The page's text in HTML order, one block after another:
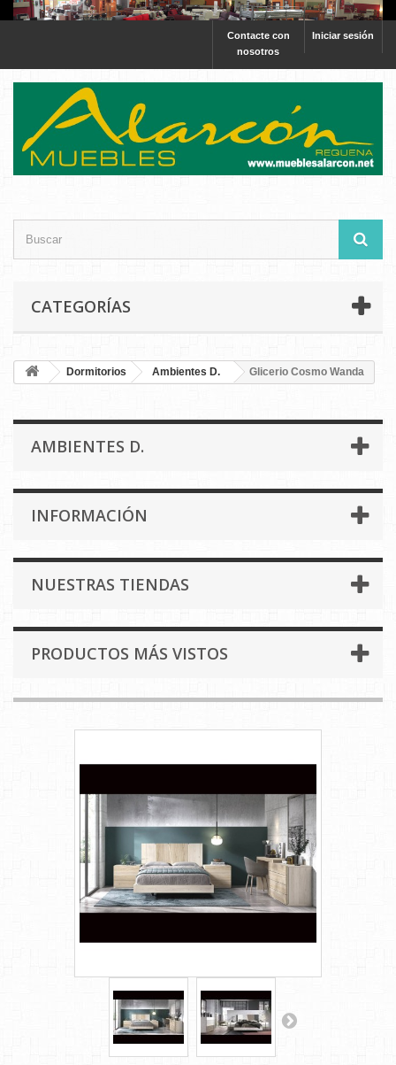
Iniciar sesión
Contacte con
nosotros
CATEGORÍAS
Dormitorios Ambientes D. Glicerio Cosmo Wanda
AMBIENTES D.
INFORMACIÓN
NUESTRAS TIENDAS
PRODUCTOS MÁS VISTOS